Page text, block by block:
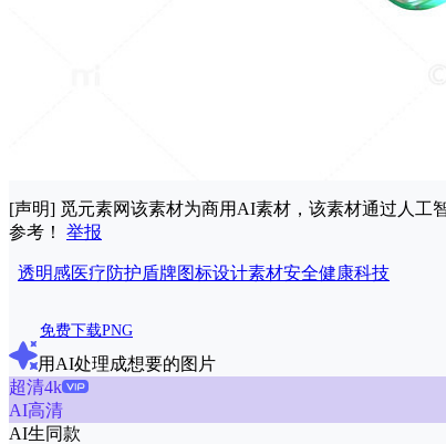
[声明] 觅元素网该素材为商用AI素材，该素材通过人工
参考！ 举报
透明感医疗防护盾牌图标设计素材安全健康科技
免费下载PNG
用AI处理成想要的图片
超清4k
AI高清
AI生同款